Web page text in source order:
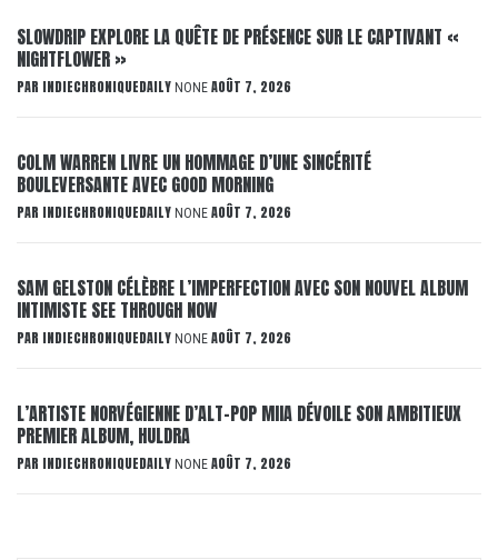
SLOWDRIP EXPLORE LA QUÊTE DE PRÉSENCE SUR LE CAPTIVANT «
NIGHTFLOWER »
PAR INDIECHRONIQUEDAILY NONE AOÛT 7, 2026
COLM WARREN LIVRE UN HOMMAGE D’UNE SINCÉRITÉ
BOULEVERSANTE AVEC GOOD MORNING
PAR INDIECHRONIQUEDAILY NONE AOÛT 7, 2026
SAM GELSTON CÉLÈBRE L’IMPERFECTION AVEC SON NOUVEL ALBUM
INTIMISTE SEE THROUGH NOW
PAR INDIECHRONIQUEDAILY NONE AOÛT 7, 2026
L’ARTISTE NORVÉGIENNE D’ALT-POP MIIA DÉVOILE SON AMBITIEUX
PREMIER ALBUM, HULDRA
PAR INDIECHRONIQUEDAILY NONE AOÛT 7, 2026